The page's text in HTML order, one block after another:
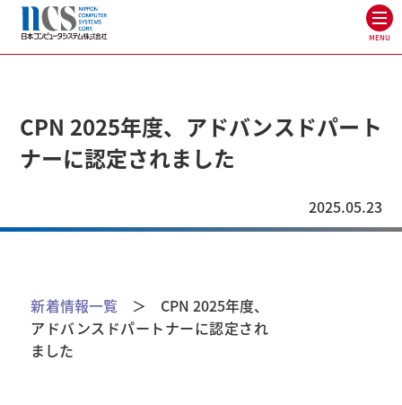
MENU
CPN 2025年度、アドバンスドパート
ナーに認定されました
2025.05.23
新着情報一覧＞ CPN 2025年度、
アドバンスドパートナーに認定され
ました